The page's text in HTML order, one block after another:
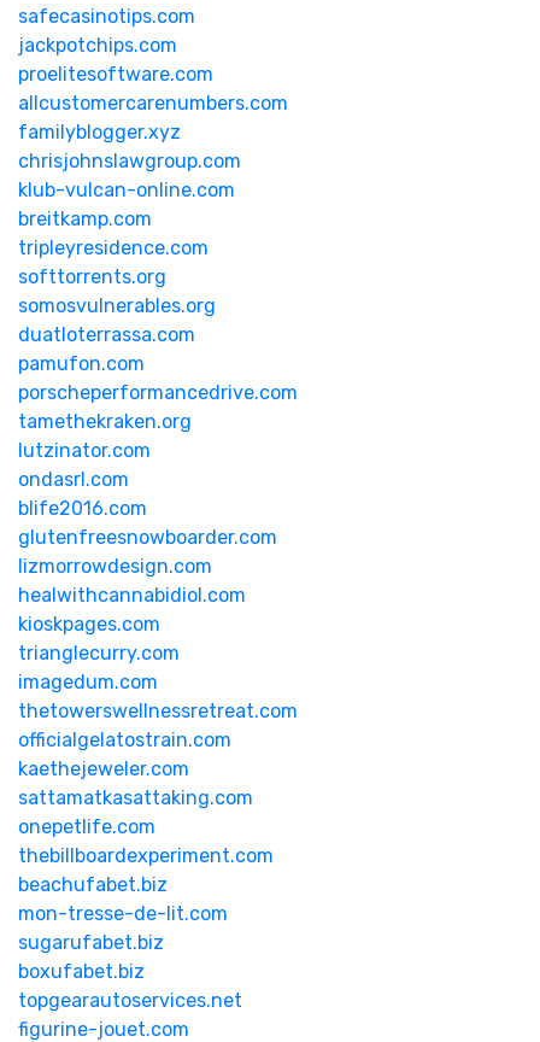
safecasinotips.com
jackpotchips.com
proelitesoftware.com
allcustomercarenumbers.com
familyblogger.xyz
chrisjohnslawgroup.com
klub-vulcan-online.com
breitkamp.com
tripleyresidence.com
softtorrents.org
somosvulnerables.org
duatloterrassa.com
pamufon.com
porscheperformancedrive.com
tamethekraken.org
lutzinator.com
ondasrl.com
blife2016.com
glutenfreesnowboarder.com
lizmorrowdesign.com
healwithcannabidiol.com
kioskpages.com
trianglecurry.com
imagedum.com
thetowerswellnessretreat.com
officialgelatostrain.com
kaethejeweler.com
sattamatkasattaking.com
onepetlife.com
thebillboardexperiment.com
beachufabet.biz
mon-tresse-de-lit.com
sugarufabet.biz
boxufabet.biz
topgearautoservices.net
figurine-jouet.com